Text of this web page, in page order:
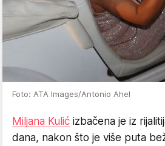
Foto: ATA Images/Antonio Ahel
Miljana Kulić izbačena je iz
dana, nakon što je više puta